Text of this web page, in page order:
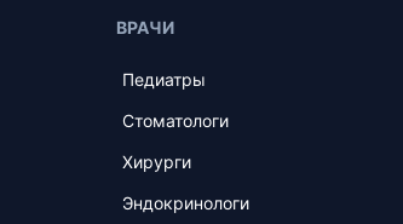
ВРАЧИ
Педиатры
Стоматологи
Хирурги
Эндокринологи